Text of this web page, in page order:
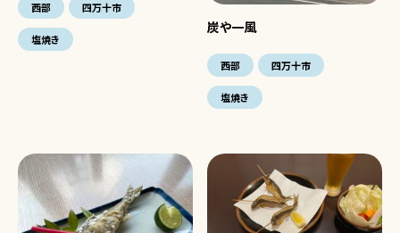
西部 四万十市
塩焼き
炭や一風
西部 四万十市
塩焼き